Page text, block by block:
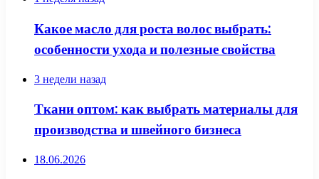
Какое масло для роста волос выбрать:
особенности ухода и полезные свойства
3 недели назад
Ткани оптом: как выбрать материалы для
производства и швейного бизнеса
18.06.2026